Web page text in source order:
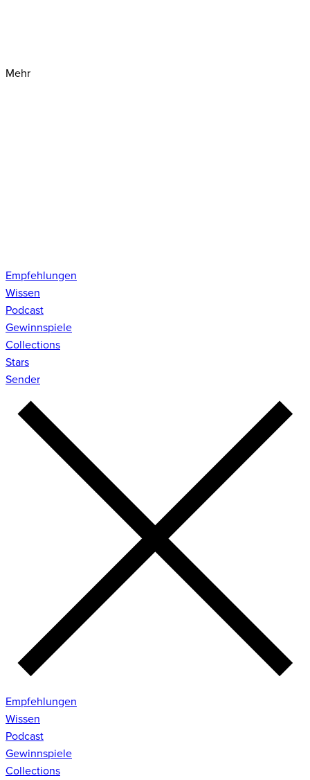
Mehr
Empfehlungen
Wissen
Podcast
Gewinnspiele
Collections
Stars
Sender
Empfehlungen
Wissen
Podcast
Gewinnspiele
Collections